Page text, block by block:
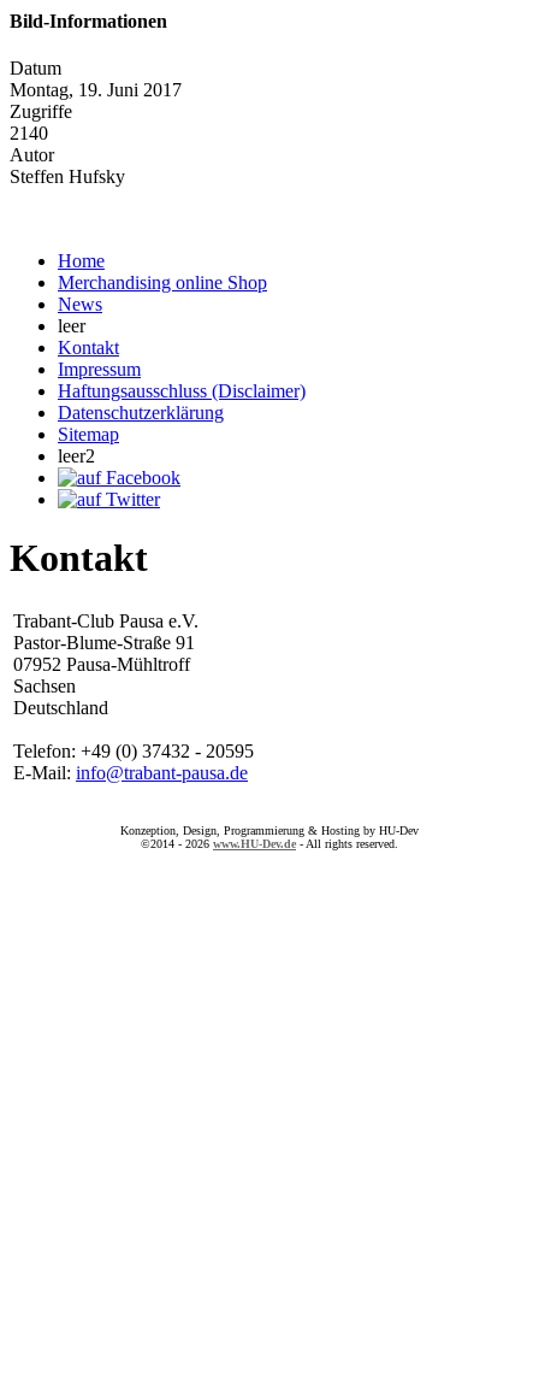
Bild-Informationen
Datum
Montag, 19. Juni 2017
Zugriffe
2140
Autor
Steffen Hufsky
Home
Merchandising online Shop
News
leer
Kontakt
Impressum
Haftungsausschluss (Disclaimer)
Datenschutzerklärung
Sitemap
leer2
Kontakt
Trabant-Club Pausa e.V.
Pastor-Blume-Straße 91
07952 Pausa-Mühltroff
Sachsen
Deutschland
Telefon: +49 (0) 37432 - 20595
E-Mail: info@trabant-pausa.de
Konzeption, Design, Programmierung & Hosting by HU-Dev
©2014 - 2026 www.HU-Dev.de - All rights reserved.